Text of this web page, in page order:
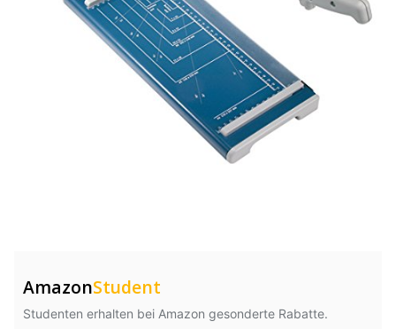
AmazonStudent
Studenten erhalten bei Amazon gesonderte Rabatte.